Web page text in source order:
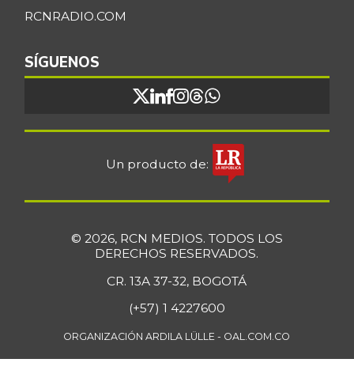
RCNRADIO.COM
SÍGUENOS
Un producto de:
© 2026, RCN MEDIOS. TODOS LOS
DERECHOS RESERVADOS.
CR. 13A 37-32, BOGOTÁ
(+57) 1 4227600
ORGANIZACIÓN ARDILA LÜLLE - OAL.COM.CO